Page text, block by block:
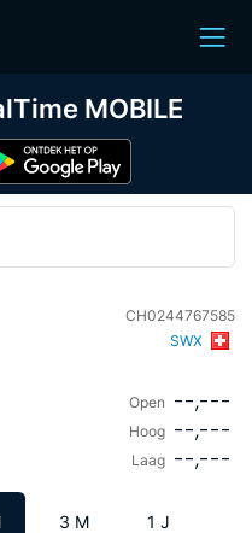
CH0244767585
SWX
Open --,---
Hoog --,---
Laag --,---
3 M 1 J
MOBILE